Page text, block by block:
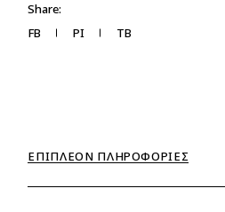
Share:
FB
PI TB
ΕΠΙΠΛΈΟΝ ΠΛΗΡΟΦΟΡΊΕΣ